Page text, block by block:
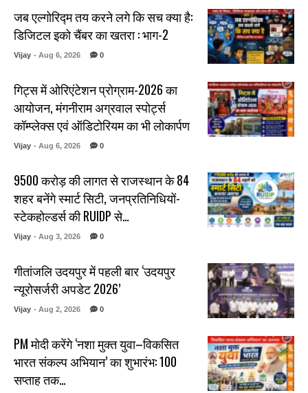
जब एल्गोरिद्म तय करने लगे कि सच क्या है:
डिजिटल इको चैंबर का खतरा : भाग-2
Vijay - Aug 6, 2026 0
गिट्स में ओरिएंटेशन प्रोग्राम-2026 का
आयोजन, मंगनीराम अग्रवाल स्पोर्ट्स
कॉम्प्लेक्स एवं ऑडिटोरियम का भी लोकार्पण
Vijay - Aug 6, 2026 0
₹9500 करोड़ की लागत से राजस्थान के 84
शहर बनेंगे स्मार्ट सिटी, जनप्रतिनिधियों-
स्टेकहोल्डर्स की RUIDP से…
Vijay - Aug 3, 2026 0
गीतांजलि उदयपुर में पहली बार ‘उदयपुर
न्यूरोसर्जरी अपडेट 2026’
Vijay - Aug 2, 2026 0
PM मोदी करेंगे ‘नशा मुक्त युवा–विकसित
भारत संकल्प अभियान’ का शुभारंभ: 100
सप्ताह तक…